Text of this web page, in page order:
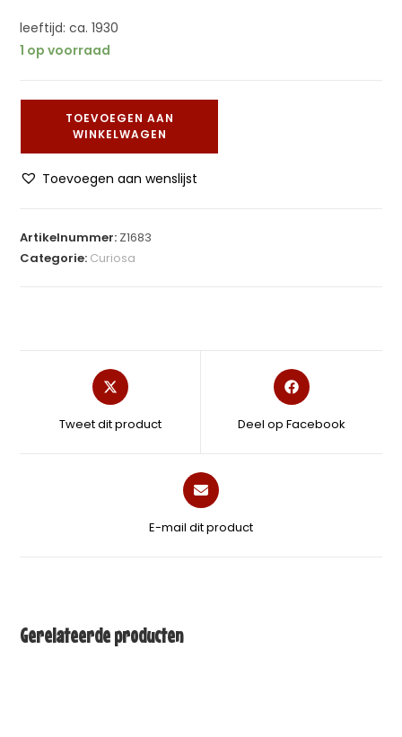
leeftijd: ca. 1930
1 op voorraad
TOEVOEGEN AAN
WINKELWAGEN
Toevoegen aan wenslijst
Artikelnummer: Z1683
Categorie: Curiosa
Tweet dit product Deel op Facebook
E-mail dit product
Gerelateerde producten